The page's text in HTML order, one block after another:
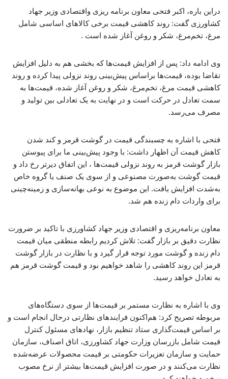
دراین باره، اکبر فتحی معاون برنامه ریزی واقتصادی وزیر جهاد
کشاورزی گفت: روند کاهشی قیمت برخی کالاهای اساسی شامل
مرغ، تخم‌مرغ، شکر و روغن آغاز شده است .
وی ادامه داد: پس از افزایش قیمت‌ها که بخشی هم به دلیل افزایش
تقاضا بوده، قیمت‌ها براساس پیش‌بینی روند نزولی پیدا کرده و روند
کاهشی قیمت مرغ، تخم‌مرغ، شکر و روغن آغاز شده، قیمت‌ها به
سمت تعادل در حرکت است و در نهایت به یک تعادلی بین تولید و
مصرف می‌رسد.
فتحی با اشاره به چسبندگی قیمت در گوشت قرمز و کند شدن
کاهش قیمت آن اظهار داشت: با وجود پیش‌بینی ما برای پیوستن
بازار گوشت قرمز به روند نزولی قیمت‌ها ، این اتفاق دیرتر رخ داد و
قیمت گوشت به‌صورت مصنوعی و از سوی یک صنف یا گروه خاص
به‌شدت افزایش یافت. این موضوع به نوعی بهانه‌سازی و زمینه‌چینی
برای واردات دام زنده هم شد.
معاون برنامه‌ریزی و اقتصادی وزیر جهاد کشاورزی با تاکید بر ضرورت
نظارت دقیق بر بازار گفت: تلاش کردیم رابطه منطقی میان قیمت
دام زنده و گوشت مورد توجه قرار گیرد و با نظارت در بازار گوشت
قرمز این روند کاهشی را شاهد خواهیم بود و قیمت گوشت قرمز هم
به تعادل خواهد رسید.
وی با اشاره به نظارت مستمر بر قیمت‌ها از سوی دستگاه‌های
مربوطه تصریح کرد: هم‌اکنون فرایندهای نظارتی درحال انجام است و
بر اساس قیمت‌گذاری ستاد تنظیم بازار، نهادهای مسئول کنترل
قیمت شامل بازرسان وزارت جهاد کشاورزی، اتاق اصناف، سازمان
حمایت و سازمان تعزیرات حکومتی بر قیمت محصولات عرضه‌شده
نظارت می‌کنند و در صورت افزایش قیمت‌ها بیشتر از نرخ مصوب